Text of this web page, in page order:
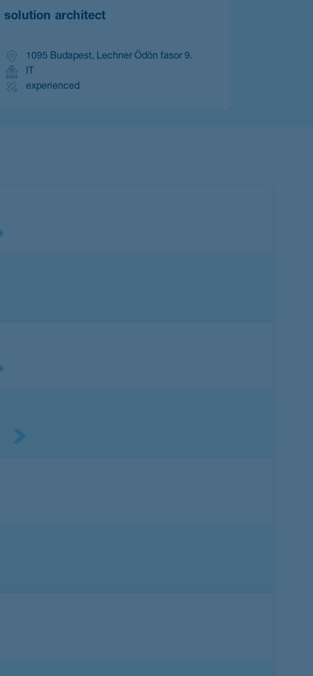
frissülni
pozíciók
solution architect
1095 Budapest, Lechner Ödön fasor 9.
IT
experienced